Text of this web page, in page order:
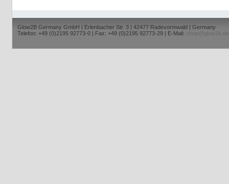
Glow2B Germany GmbH | Erlenbacher Str. 3 | 42477 Radevormwald | Germany
Telefon: +49 (0)2195 92773-0 | Fax: +49 (0)2195 92773-29 | E-Mail:
shop@glow2b.de